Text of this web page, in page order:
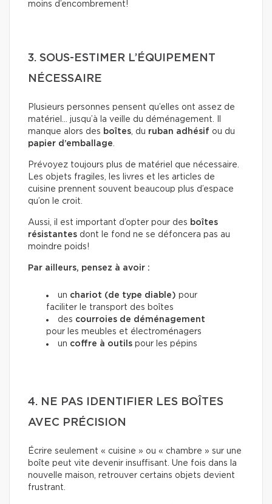
moins d’encombrement!
3. SOUS-ESTIMER L’ÉQUIPEMENT
NÉCESSAIRE
Plusieurs personnes pensent qu’elles ont assez de
matériel… jusqu’à la veille du déménagement. Il
manque alors des boîtes, du ruban adhésif ou du
papier d’emballage.
Prévoyez toujours plus de matériel que nécessaire.
Les objets fragiles, les livres et les articles de
cuisine prennent souvent beaucoup plus d’espace
qu’on le croit.
Aussi, il est important d’opter pour des boîtes
résistantes dont le fond ne se défoncera pas au
moindre poids!
Par ailleurs, pensez à avoir :
un chariot (de type diable) pour
faciliter le transport des boîtes
des courroies de déménagement
pour les meubles et électroménagers
un coffre à outils pour les pépins
4. NE PAS IDENTIFIER LES BOÎTES
AVEC PRÉCISION
Écrire seulement « cuisine » ou « chambre » sur une
boîte peut vite devenir insuffisant. Une fois dans la
nouvelle maison, retrouver certains objets devient
frustrant.